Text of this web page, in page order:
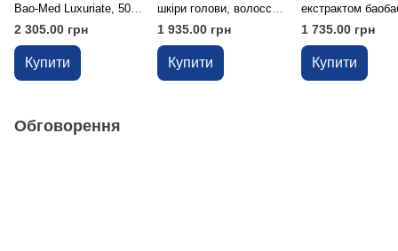
Bao-Med Luxuriate, 50
мл
2 305.00 грн
Купити
шкіри голови, волосся
та тіла, 30 мл
1 935.00 грн
Купити
екстрактом
Bao-Med
1 735.00 грн
Купити
Обговорення